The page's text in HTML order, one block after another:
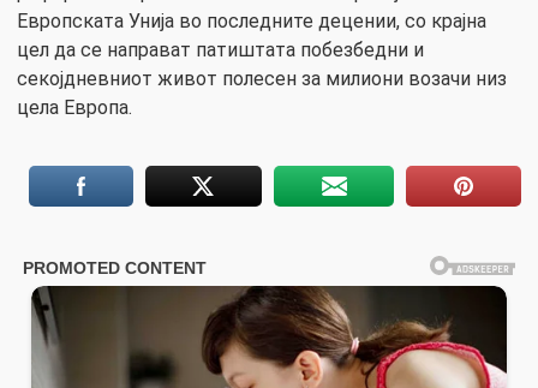
Европската Унија во последните децении, со крајна
цел да се направат патиштата побезбедни и
секојдневниот живот полесен за милиони возачи низ
цела Европа.